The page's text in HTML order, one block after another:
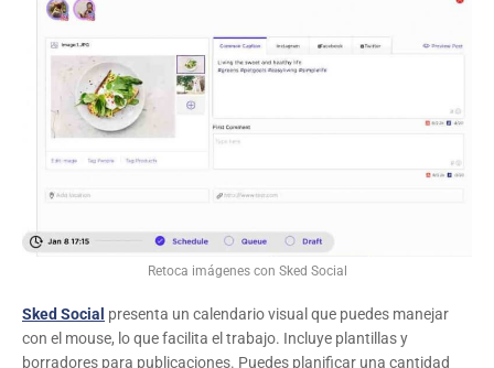
Retoca imágenes con Sked Social
Sked Social presenta un calendario visual que puedes manejar
con el mouse, lo que facilita el trabajo. Incluye plantillas y
borradores para publicaciones. Puedes planificar una cantidad